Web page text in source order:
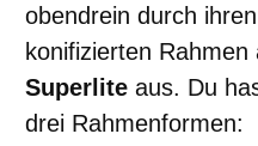
obendrein durch
konifizierten Rahmen
Superlite aus. Du
drei Rahmenformen: